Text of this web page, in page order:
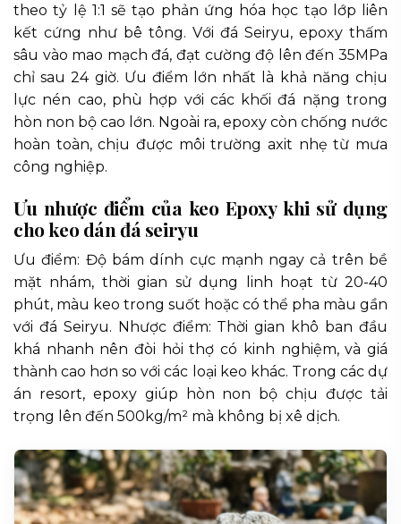
theo tỷ lệ 1:1 sẽ tạo phản ứng hóa học tạo lớp liên
kết cứng như bê tông. Với đá Seiryu, epoxy thấm
sâu vào mao mạch đá, đạt cường độ lên đến 35MPa
chỉ sau 24 giờ. Ưu điểm lớn nhất là khả năng chịu
lực nén cao, phù hợp với các khối đá nặng trong
hòn non bộ cao lớn. Ngoài ra, epoxy còn chống nước
hoàn toàn, chịu được môi trường axit nhẹ từ mưa
công nghiệp.
Ưu nhược điểm của keo Epoxy khi sử dụng
cho keo dán đá seiryu
Ưu điểm: Độ bám dính cực mạnh ngay cả trên bề
mặt nhám, thời gian sử dụng linh hoạt từ 20-40
phút, màu keo trong suốt hoặc có thể pha màu gần
với đá Seiryu. Nhược điểm: Thời gian khô ban đầu
khá nhanh nên đòi hỏi thợ có kinh nghiệm, và giá
thành cao hơn so với các loại keo khác. Trong các dự
án resort, epoxy giúp hòn non bộ chịu được tải
trọng lên đến 500kg/m² mà không bị xê dịch.